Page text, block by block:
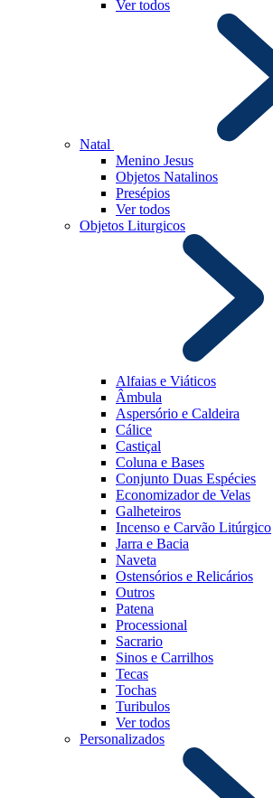
Ver todos
Natal
Menino Jesus
Objetos Natalinos
Presépios
Ver todos
Objetos Liturgicos
Alfaias e Viáticos
Âmbula
Aspersório e Caldeira
Cálice
Castiçal
Coluna e Bases
Conjunto Duas Espécies
Economizador de Velas
Galheteiros
Incenso e Carvão Litúrgico
Jarra e Bacia
Naveta
Ostensórios e Relicários
Outros
Patena
Processional
Sacrario
Sinos e Carrilhos
Tecas
Tochas
Turibulos
Ver todos
Personalizados